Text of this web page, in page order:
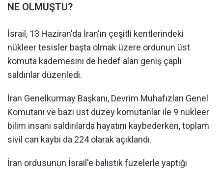
NE OLMUŞTU?
İsrail, 13 Haziran'da İran'ın çeşitli kentlerindeki
nükleer tesisler başta olmak üzere ordunun üst
komuta kademesini de hedef alan geniş çaplı
saldırılar düzenledi.
İran Genelkurmay Başkanı, Devrim Muhafızları Genel
Komutanı ve bazı üst düzey komutanlar ile 9 nükleer
bilim insanı saldırılarda hayatını kaybederken, toplam
sivil can kaybı da 224 olarak açıklandı.
İran ordusunun İsrail'e balistik füzelerle yaptığı